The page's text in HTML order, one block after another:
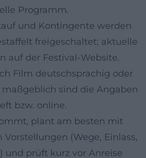
Programm.
und Kontingente werden
freigeschaltet; aktuelle
auf der Festival-Website.
Film deutschsprachig oder
sind die Angaben
bzw. online.
plant am besten mit
Vorstellungen (Wege, Einlass,
und prüft kurz vor Anreise